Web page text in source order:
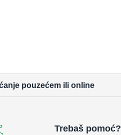
pouzećem ili online
Trebaš pomoć?